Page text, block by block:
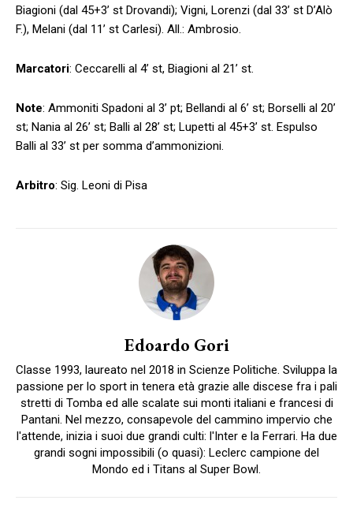
Biagioni (dal 45+3’ st Drovandi); Vigni, Lorenzi (dal 33’ st D’Alò
F.), Melani (dal 11’ st Carlesi). All.: Ambrosio.
Marcatori: Ceccarelli al 4’ st, Biagioni al 21’ st.
Note: Ammoniti Spadoni al 3’ pt; Bellandi al 6’ st; Borselli al 20’
st; Nania al 26’ st; Balli al 28’ st; Lupetti al 45+3’ st. Espulso
Balli al 33’ st per somma d’ammonizioni.
Arbitro: Sig. Leoni di Pisa
Edoardo Gori
Classe 1993, laureato nel 2018 in Scienze Politiche. Sviluppa la
passione per lo sport in tenera età grazie alle discese fra i pali
stretti di Tomba ed alle scalate sui monti italiani e francesi di
Pantani. Nel mezzo, consapevole del cammino impervio che
l'attende, inizia i suoi due grandi culti: l'Inter e la Ferrari. Ha due
grandi sogni impossibili (o quasi): Leclerc campione del
Mondo ed i Titans al Super Bowl.